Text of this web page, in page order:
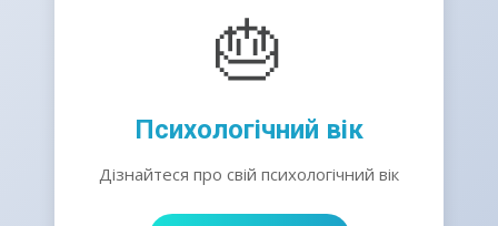
🎂
Психологічний вік
Дізнайтеся про свій психологічний вік